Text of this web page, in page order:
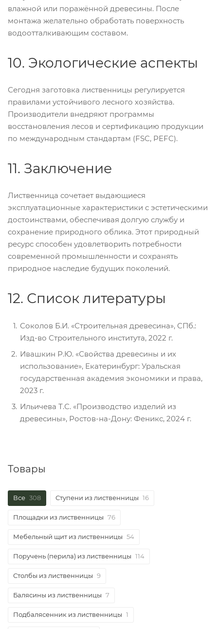
влажной или поражённой древесины. После
монтажа желательно обработать поверхность
водоотталкивающим составом.
10. Экологические аспекты
Сегодня заготовка лиственницы регулируется
правилами устойчивого лесного хозяйства.
Производители внедряют программы
восстановления лесов и сертификацию продукции
по международным стандартам (FSC, PEFC).
11. Заключение
Лиственница сочетает выдающиеся
эксплуатационные характеристики с эстетическими
достоинствами, обеспечивая долгую службу и
сохранение природного облика. Этот природный
ресурс способен удовлетворить потребности
современной промышленности и сохранять
природное наследие будущих поколений.
12. Список литературы
Соколов Б.И. «Строительная древесина», СПб.:
Изд-во Строительного института, 2022 г.
Ивашкин Р.Ю. «Свойства древесины и их
использование», Екатеринбург: Уральская
государственная академия экономики и права,
2023 г.
Ильичева Т.С. «Производство изделий из
древесины», Ростов-на-Дону: Феникс, 2024 г.
Товары
Все 308 Ступени из лиственницы 16
Площадки из лиственницы 76
Мебельный щит из лиственницы 54
Поручень (перила) из лиственницы 114
Столбы из лиственницы 9
Балясины из лиственницы 7
Подбалясенник из лиственницы 1